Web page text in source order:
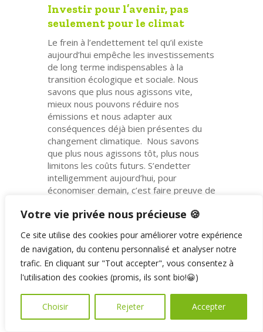
Votre vie privée nous précieuse 🍪
Ce site utilise des cookies pour améliorer votre expérience
de navigation, du contenu personnalisé et analyser notre
trafic. En cliquant sur "Tout accepter", vous consentez à
l'utilisation des cookies (promis, ils sont bio!😀)
Choisir Rejeter Accepter
Investir pour l’avenir, pas
seulement pour le climat
Le frein à l’endettement tel qu’il existe
aujourd’hui empêche les investissements
de long terme indispensables à la
transition écologique et sociale. Nous
savons que plus nous agissons vite,
mieux nous pouvons réduire nos
émissions et nous adapter aux
conséquences déjà bien présentes du
changement climatique. Nous savons
que plus nous agissons tôt, plus nous
limitons les coûts futurs. S’endetter
intelligemment aujourd’hui, pour
économiser demain, c’est faire preuve de
Et cela ne concerne pas que la protection
du climat. Sans un assouplissement du
frein à l’endettement, de nombreux
domaines où il faudrait investir plutôt que
de couper dans les budgets seront
touchés: formation, recherche, crèches,
trafic régional, soutien à la culture, au
sport et au tourisme, services publics
dans les régions périphériques, etc.